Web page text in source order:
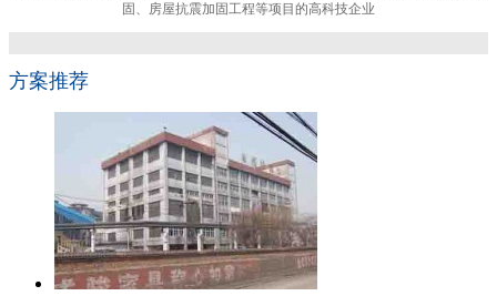
固、房屋抗震加固工程等项目的高科技企业
方案推荐